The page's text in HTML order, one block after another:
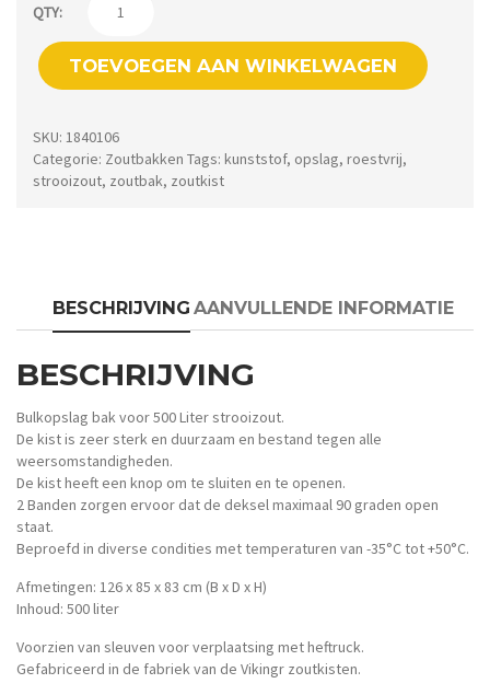
QTY:
500
strooizout
aantal
TOEVOEGEN AAN WINKELWAGEN
SKU: 1840106
Categorie: Zoutbakken Tags: kunststof, opslag, roestvrij,
strooizout, zoutbak, zoutkist
BESCHRIJVING AANVULLENDE INFORMATIE
BESCHRIJVING
Bulkopslag bak voor 500 Liter strooizout.
De kist is zeer sterk en duurzaam en bestand tegen alle
weersomstandigheden.
De kist heeft een knop om te sluiten en te openen.
2 Banden zorgen ervoor dat de deksel maximaal 90 graden open
staat.
Beproefd in diverse condities met temperaturen van -35°C tot +50°C.
Afmetingen: 126 x 85 x 83 cm (B x D x H)
Inhoud: 500 liter
Voorzien van sleuven voor verplaatsing met heftruck.
Gefabriceerd in de fabriek van de Vikingr zoutkisten.